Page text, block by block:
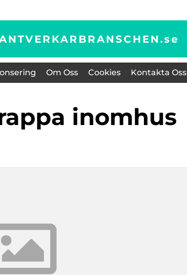
se
Om Oss Cookies Kontakta Oss
inomhus